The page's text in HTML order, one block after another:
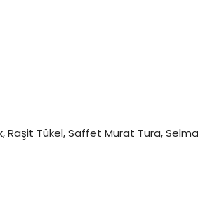
Tükel, Saffet Murat Tura, Selma